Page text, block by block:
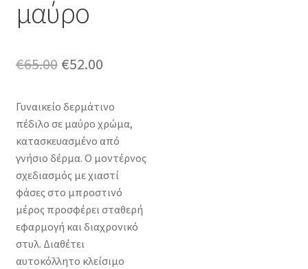
μαύρο
€65.00 Original
was:
€65.00.
€52.00Η
τιμή
είναι:
€52.00.
Γυναικείο δερμάτινο
πέδιλο σε μαύρο χρώμα,
κατασκευασμένο από
γνήσιο δέρμα. Ο μοντέρνος
σχεδιασμός με χιαστί
φάσες στο μπροστινό
μέρος προσφέρει σταθερή
εφαρμογή και διαχρονικό
στυλ. Διαθέτει
αυτοκόλλητο κλείσιμο